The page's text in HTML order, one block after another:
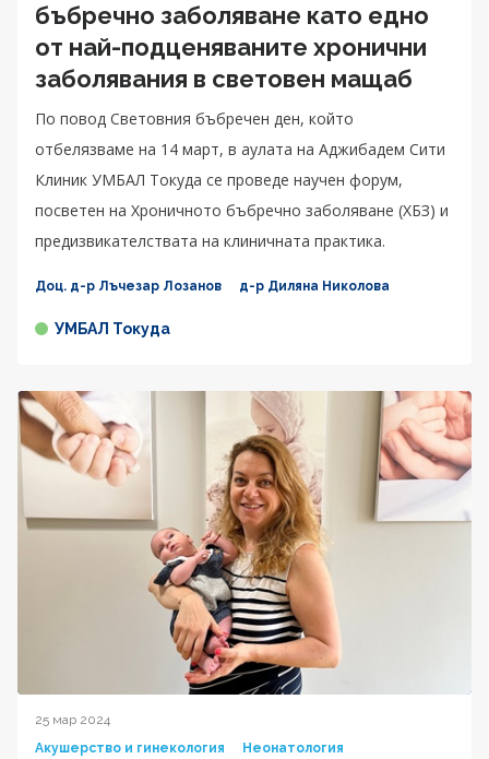
бъбречно заболяване като едно
от най-подценяваните хронични
заболявания в световен мащаб
По повод Световния бъбречен ден, който
отбелязваме на 14 март, в аулата на Аджибадем Сити
Клиник УМБАЛ Токуда се проведе научен форум,
посветен на Хроничното бъбречно заболяване (ХБЗ) и
предизвикателствата на клиничната практика.
Доц. д-р Лъчезар Лозанов д-р Диляна Николова
УМБАЛ Токуда
25 мар 2024
Акушерство и гинекология
Неонатология